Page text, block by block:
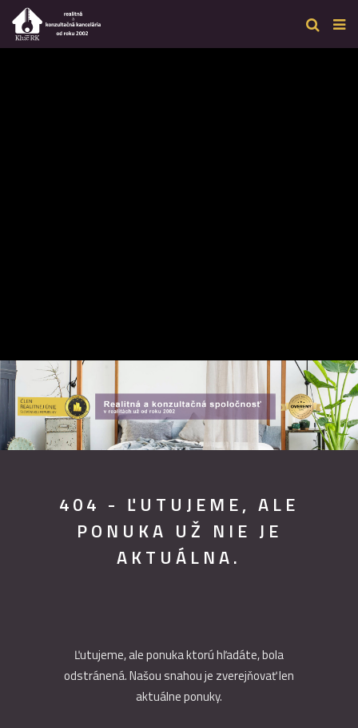
404 - ĽUTUJEME, ALE
PONUKA UŽ NIE JE
AKTUÁLNA.
Ľutujeme, ale ponuka ktorú hľadáte, bola
odstránená. Našou snahou je zverejňovať len
aktuálne ponuky.